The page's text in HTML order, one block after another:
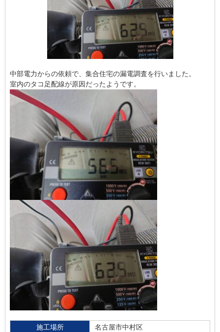
中部電力からの依頼で、集合住宅の漏電調査を行いました。
室内のタコ足配線が原因だったようです。
施工場所
名古屋市中村区